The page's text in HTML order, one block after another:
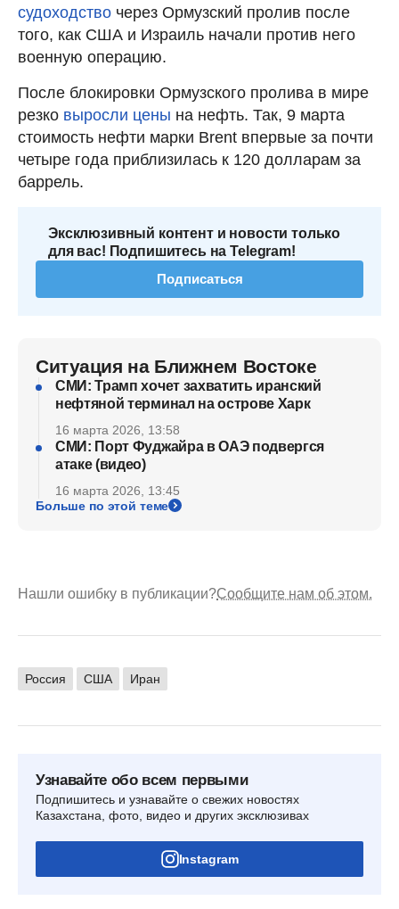
судоходство через Ормузский пролив после
того, как США и Израиль начали против него
военную операцию.
После блокировки Ормузского пролива в мире
резко выросли цены на нефть. Так, 9 марта
стоимость нефти марки Brent впервые за почти
четыре года приблизилась к 120 долларам за
баррель.
Эксклюзивный контент и новости только
для вас! Подпишитесь на Telegram!
Подписаться
Ситуация на Ближнем Востоке
СМИ: Трамп хочет захватить иранский
нефтяной терминал на острове Харк
16 марта 2026, 13:58
СМИ: Порт Фуджайра в ОАЭ подвергся
атаке (видео)
16 марта 2026, 13:45
Больше по этой теме
Нашли ошибку в публикации?Сообщите нам об этом.
Россия США Иран
Узнавайте обо всем первыми
Подпишитесь и узнавайте о свежих новостях
Казахстана, фото, видео и других эксклюзивах
Instagram